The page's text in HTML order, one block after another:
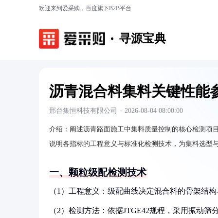
欢迎来到爱采购，百度旗下B2B平台
寻源宝典
沥青混合料集料关键性能
邢台集恒科技有限公司 · 2026-08-04 08:00:00
介绍： 阐述沥青路面施工中集料质量控制的核心检测项
说明各指标的工程意义与标准化检测技术，为集料选型
一、颗粒级配检测技术
（1）工程意义：级配曲线决定混合料的骨架结
（2）检测方法：依据JTGE42规程，采用振动